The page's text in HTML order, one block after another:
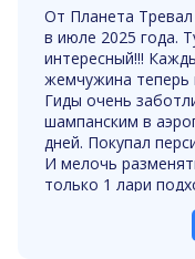
От Планета
в июле 2025 года.
интересный!!!
жемчужина теперь
Гиды очень
шампанским в
дней. Покупал
И мелочь
только 1 лари
В Батуми тоже
экскурсию по
пещеру Прометея